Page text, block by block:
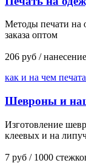
Методы печати на
заказа оптом
206 руб / нанесение
как и на чем
Шевроны и
Изготовление
клеевых и на
7 руб / 1000